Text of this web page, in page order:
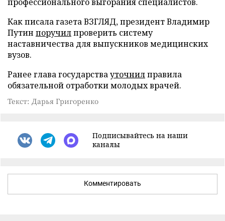
Как писала газета ВЗГЛЯД, президент Владимир
Путин поручилпроверить систему
наставничества для выпускников медицинских
вузов.
Ранее глава государствауточнилправила
обязательной отработки молодых врачей.
Текст: Дарья Григоренко
Подписывайтесь на наши
каналы
Комментировать